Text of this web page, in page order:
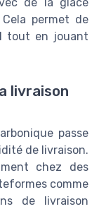
permet de
tout en jouant
livraison
passe
de livraison.
chez des
comme
de livraison